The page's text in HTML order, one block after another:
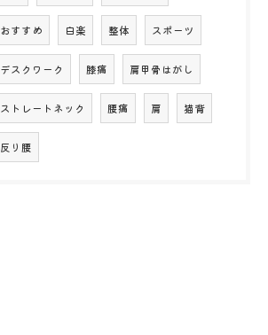
おすすめ 白楽 整体 スポーツ
デスクワーク 膝痛 肩甲骨はがし
ストレートネック 腰痛 肩 猫背
反り腰